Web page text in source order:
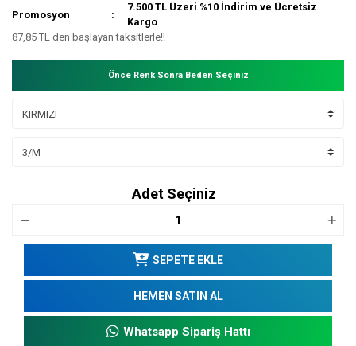
Promosyon
7.500 TL Üzeri %10 İndirim ve Ücretsiz
Kargo
87,85 TL den başlayan taksitlerle!!
Önce Renk Sonra Beden Seçiniz
Adet Seçiniz
SEPETE EKLE
HEMEN SATIN AL
Whatsapp Sipariş Hattı